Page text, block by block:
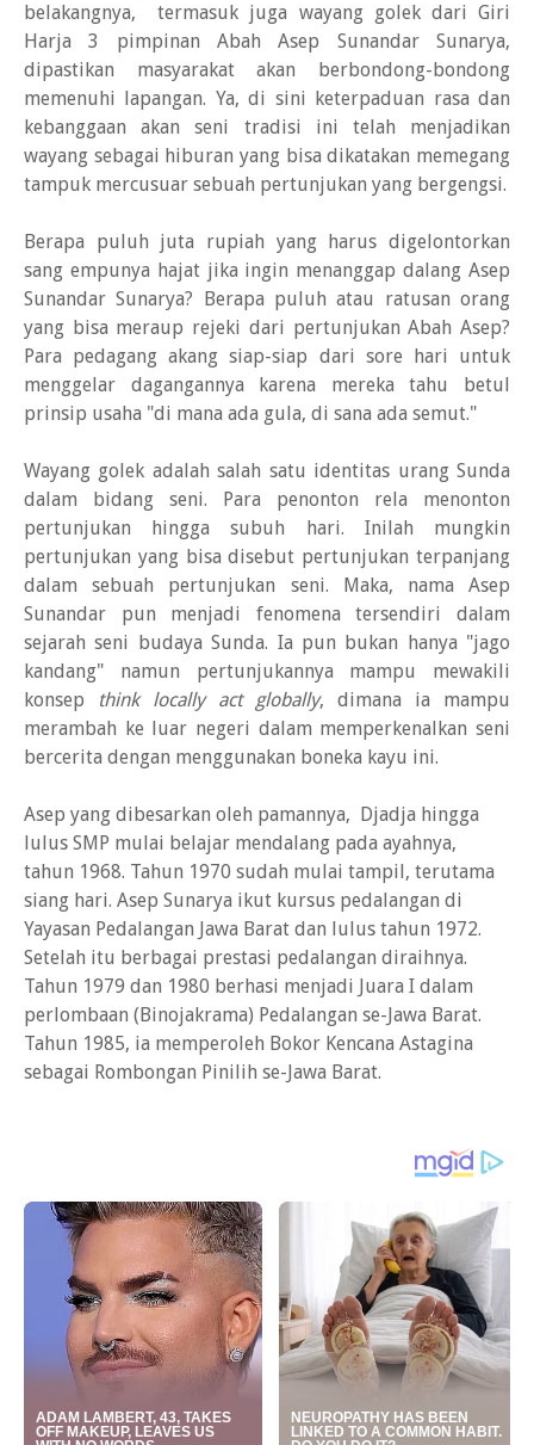
belakangnya, termasuk juga wayang golek dari Giri
Harja 3 pimpinan Abah Asep Sunandar Sunarya,
dipastikan masyarakat akan berbondong-bondong
memenuhi lapangan. Ya, di sini keterpaduan rasa dan
kebanggaan akan seni tradisi ini telah menjadikan
wayang sebagai hiburan yang bisa dikatakan memegang
tampuk mercusuar sebuah pertunjukan yang bergengsi.
Berapa puluh juta rupiah yang harus digelontorkan
sang empunya hajat jika ingin menanggap dalang Asep
Sunandar Sunarya? Berapa puluh atau ratusan orang
yang bisa meraup rejeki dari pertunjukan Abah Asep?
Para pedagang akang siap-siap dari sore hari untuk
menggelar dagangannya karena mereka tahu betul
prinsip usaha "di mana ada gula, di sana ada semut."
Wayang golek adalah salah satu identitas urang Sunda
dalam bidang seni. Para penonton rela menonton
pertunjukan hingga subuh hari. Inilah mungkin
pertunjukan yang bisa disebut pertunjukan terpanjang
dalam sebuah pertunjukan seni. Maka, nama Asep
Sunandar pun menjadi fenomena tersendiri dalam
sejarah seni budaya Sunda. Ia pun bukan hanya "jago
kandang" namun pertunjukannya mampu mewakili
konsep
think locally act globally, dimana ia mampu
merambah ke luar negeri dalam memperkenalkan seni
bercerita dengan menggunakan boneka kayu ini.
Asep yang dibesarkan oleh pamannya, Djadja hingga
lulus SMP mulai belajar mendalang pada ayahnya,
tahun 1968. Tahun 1970 sudah mulai tampil, terutama
siang hari. Asep Sunarya ikut kursus pedalangan di
Yayasan Pedalangan Jawa Barat dan lulus tahun 1972.
Setelah itu berbagai prestasi pedalangan diraihnya.
Tahun 1979 dan 1980 berhasi menjadi Juara I dalam
perlombaan (Binojakrama) Pedalangan se-Jawa Barat.
Tahun 1985, ia memperoleh Bokor Kencana Astagina
sebagai Rombongan Pinilih se-Jawa Barat.